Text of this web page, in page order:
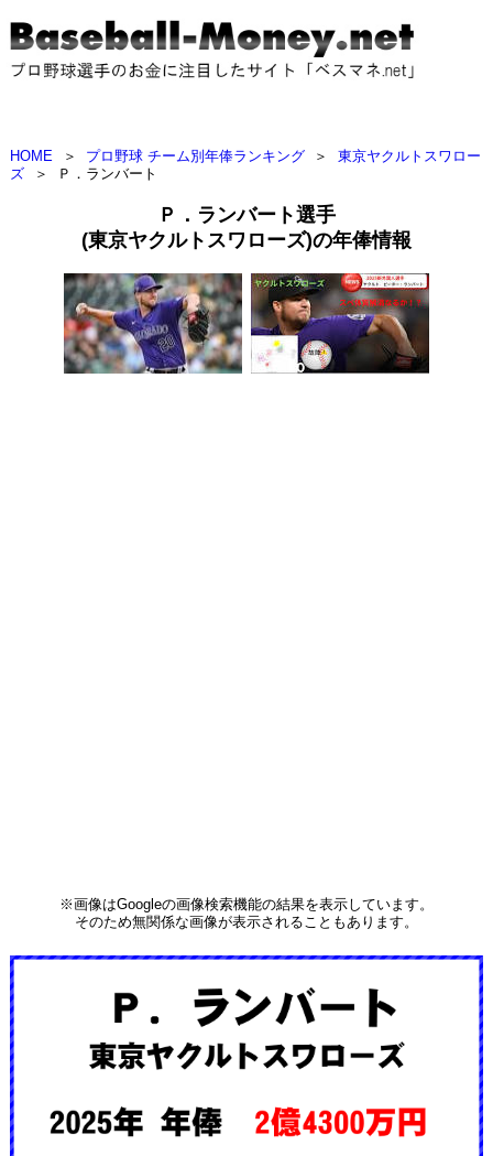
HOME ＞ プロ野球 チーム別年俸ランキング ＞
東京ヤクルトスワロー
ズ
＞ Ｐ．ランバート
Ｐ．ランバート選手
(東京ヤクルトスワローズ)の年俸情報
※画像はGoogleの画像検索機能の結果を表示しています。
そのため無関係な画像が表示されることもあります。